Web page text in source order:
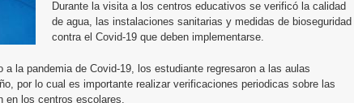
Durante la visita a los centros educativos se verificó la calidad
de agua, las instalaciones sanitarias y medidas de bioseguridad
contra el Covid-19 que deben implementarse.
a la pandemia de Covid-19, los estudiante regresaron a las aulas
por lo cual es importante realizar verificaciones periodicas sobre las
en los centros escolares.